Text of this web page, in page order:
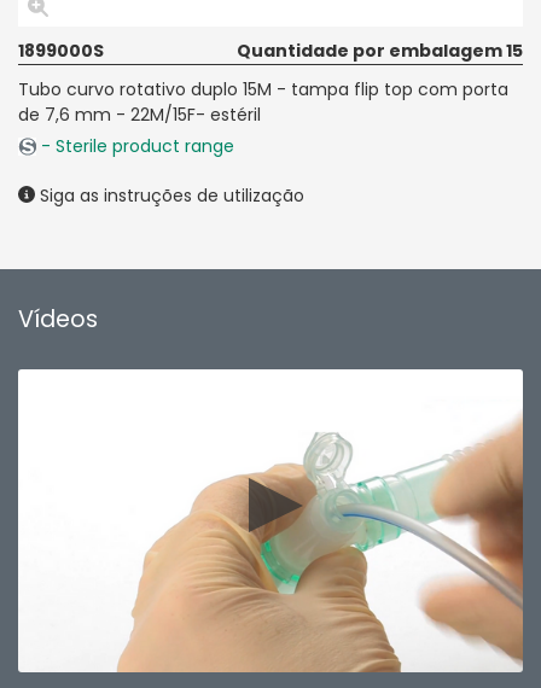
1899000S
Quantidade por embalagem 15
Tubo curvo rotativo duplo 15M - tampa flip top com porta
de 7,6 mm - 22M/15F- estéril
- Sterile product range
Siga as instruções de utilização
Vídeos